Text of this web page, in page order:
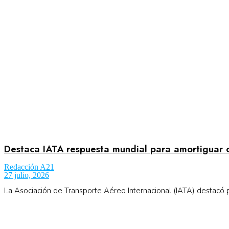
Destaca IATA respuesta mundial para
Redacción A21
27 julio, 2026
La Asociación de Transporte Aéreo Internacional (IATA)